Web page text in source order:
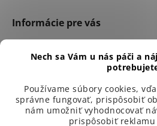
Nech sa Vám u nás páči a
Používame súbory cookies,
správne fungovať, prispôsobiť
nám umožniť vyhodnocovať
prispôsobiť
Informácie pre vás
Dôležité informácie